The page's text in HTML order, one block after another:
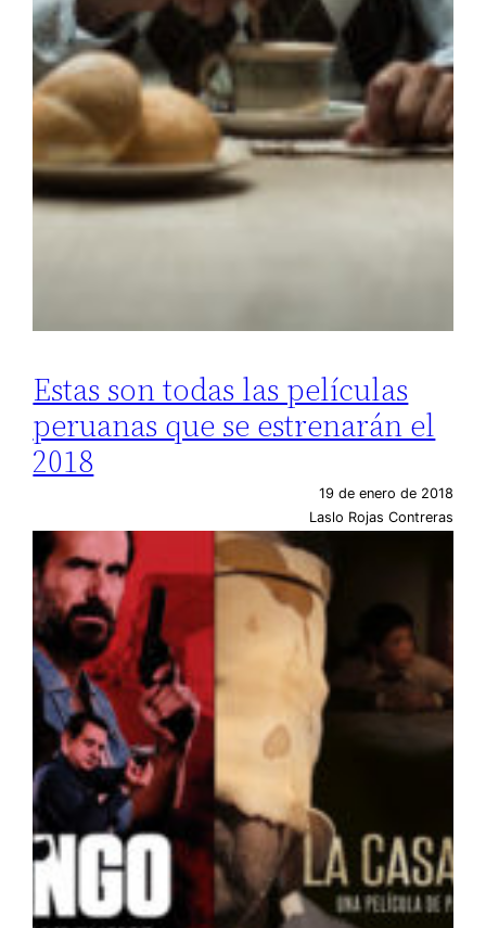
Estas son todas las películas
peruanas que se estrenarán el
2018
19 de enero de 2018
Laslo Rojas Contreras